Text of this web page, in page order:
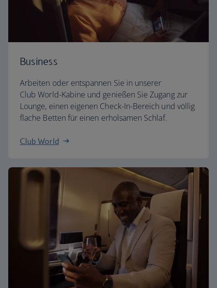
Business
Arbeiten oder entspannen Sie in unserer
Club World-Kabine und genießen Sie Zugang zur
Lounge, einen eigenen Check-In-Bereich und völlig
flache Betten für einen erholsamen Schlaf.
Club World